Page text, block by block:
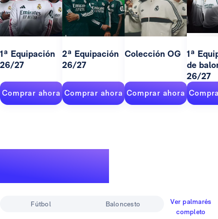
1ª Equipación
26/27
Comprar ahora
2ª Equipación
26/27
Comprar ahora
Colección OG
Comprar ahora
1ª
de
26/27
Fútbol Baloncesto
Ver palmarés
completo